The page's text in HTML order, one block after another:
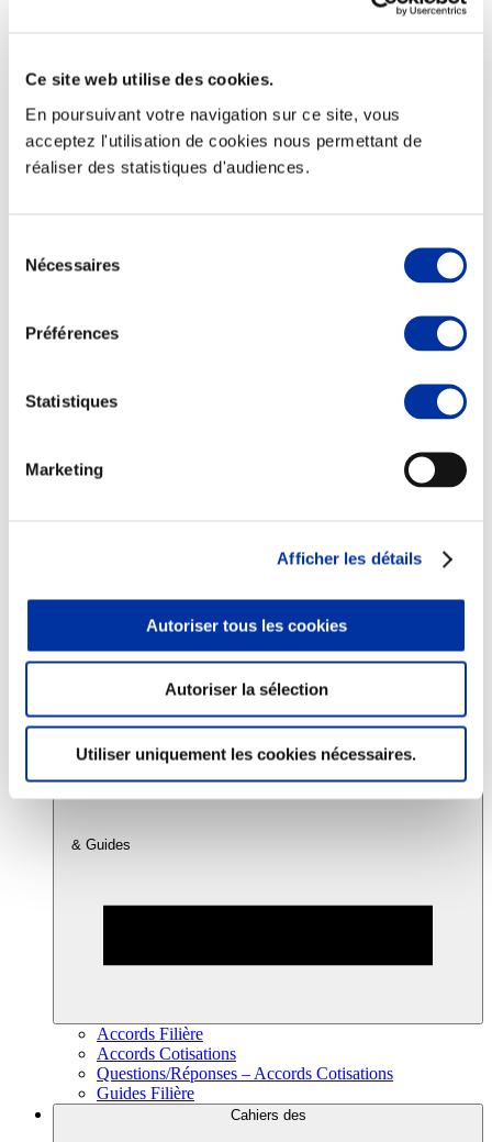
Ce site web utilise des cookies.
En poursuivant votre navigation sur ce site, vous
acceptez l'utilisation de cookies nous permettant de
réaliser des statistiques d'audiences.
Nécessaires
Préférences
Statistiques
Marketing
Afficher les détails
Autoriser tous les cookies
Autoriser la sélection
Utiliser uniquement les cookies nécessaires.
Elevage
Transport – mise en marché
Abattoir
Partenaire Climat
Viandes et santé
Juste rémunération et attractivité des métiers
Info-veille scientifique
Sources d’information
& Guides
Accords Filière
Accords Cotisations
Questions/Réponses – Accords Cotisations
Guides Filière
Cahiers des